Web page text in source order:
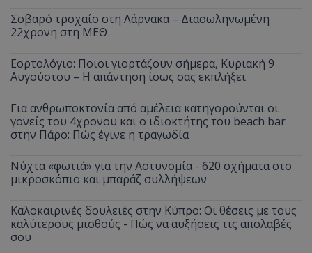
Σοβαρό τροχαίο στη Λάρνακα – Διασωληνωμένη
22χρονη στη ΜΕΘ
Εορτολόγιο: Ποιοι γιορτάζουν σήμερα, Κυριακή 9
Αυγούστου – Η απάντηση ίσως σας εκπλήξει
Για ανθρωποκτονία από αμέλεια κατηγορούνται οι
γονείς του 4χρονου και ο ιδιοκτήτης του beach bar
στην Πάρο: Πώς έγινε η τραγωδία
Νύχτα «φωτιά» για την Αστυνομία - 620 οχήματα στο
μικροσκόπιο και μπαράζ συλλήψεων
Καλοκαιρινές δουλειές στην Κύπρο: Οι θέσεις με τους
καλύτερους μισθούς - Πώς να αυξήσεις τις απολαβές
σου